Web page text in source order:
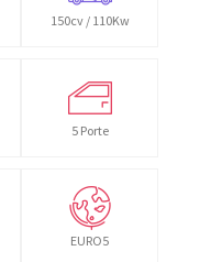
150cv / 110Kw
5 Porte
EURO5